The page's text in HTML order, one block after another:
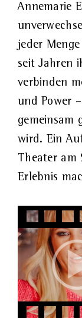
Annemarie
jeder
seit Jahren
verbinden
und Power
gemeinsam
wird. Ein
Theater am
Erlebnis